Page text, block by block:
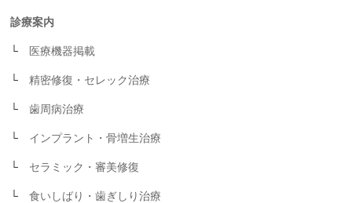
診療案内
医療機器掲載
精密修復・セレック治療
歯周病治療
インプラント・骨増生治療
セラミック・審美修復
食いしばり・歯ぎしり治療